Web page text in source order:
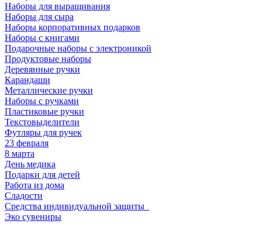
Наборы для выращивания
Наборы для сыра
Наборы корпоративных подарков
Наборы с книгами
Подарочные наборы с электроникой
Продуктовые наборы
Деревянные ручки
Карандаши
Металлические ручки
Наборы с ручками
Пластиковые ручки
Текстовыделители
Футляры для ручек
23 февраля
8 марта
День медика
Подарки для детей
Работа из дома
Сладости
Средства индивидуальной защиты_
Эко сувениры